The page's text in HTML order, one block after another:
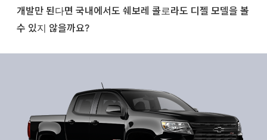
개발만 된다면 국내에서도 쉐보레 콜로라도 디젤 모델을 볼
수 있지 않을까요?